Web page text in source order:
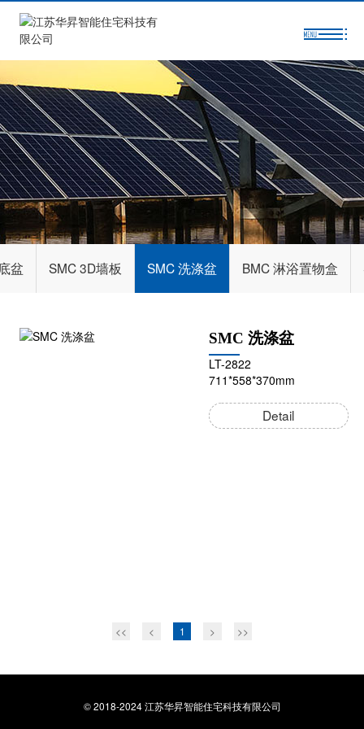
盆 SMC 3D墙板 SMC 洗涤盆 BMC 淋浴置物盒
SMC 洗涤盆
LT-2822
711*558*370mm
Detail
<< < 1 > >>
© 2018-2024 江苏华昇智能住宅科技有限公司